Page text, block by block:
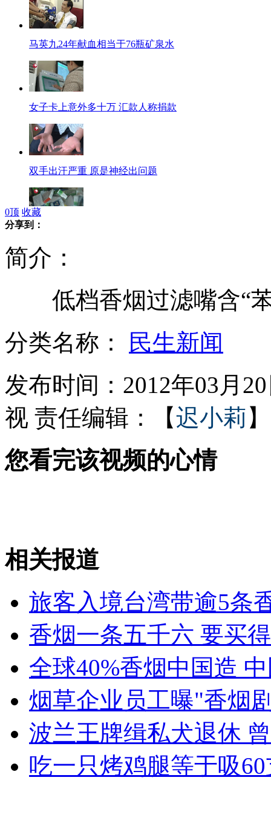
马英九24年献血相当于76瓶矿泉水
女子卡上意外多十万 汇款人称捐款
双手出汗严重 原是神经出问题
父亲骑电瓶车载女儿回家撞上面包车
大学要求晨练打卡 学生盼天下雨
警方追击20公里击毙咬死老妇灰狼
山西运城恶犬咬伤多人 警民合力深夜将其击毙
女孩北京地铁殴打老人 痛下狠手拳打脚踢
无痛分娩是否安全 医生回应
外交部：反对强权政治霸凌主义
外交部：有关国家言论片面不公正
0顶 收藏
分享到：
简介：
低档香烟过滤嘴含“苯
分类名称：
民生新闻
发布时间：2012年03月
视 责任编辑：【迟小莉 】
您看完该视频的心情
相关报道
旅客入境台湾带逾5条
香烟一条五千六 要买
全球40%香烟中国造
烟草企业员工曝"香烟
波兰王牌缉私犬退休
吃一只烤鸡腿等于吸